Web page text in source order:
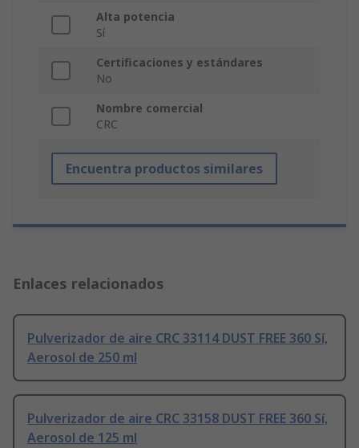
Alta potencia
Sí
Certificaciones y estándares
No
Nombre comercial
CRC
Encuentra productos similares
Enlaces relacionados
Pulverizador de aire CRC 33114 DUST FREE 360 Sí,
Aerosol de 250 ml
Pulverizador de aire CRC 33158 DUST FREE 360 Sí,
Aerosol de 125 ml